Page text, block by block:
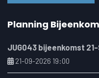
Planning
JUG043 bijeenkomst 21-
21-09-2026 19:00